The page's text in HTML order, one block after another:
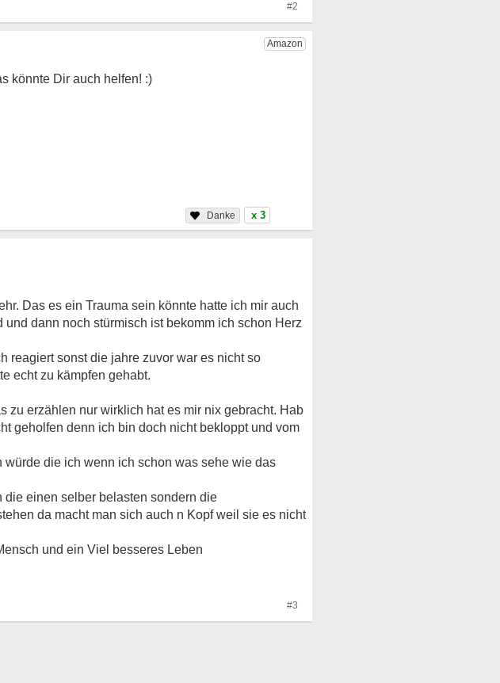
#2
x 3
Das es ein Trauma sein könnte hatte ich mir auch
dann noch stürmisch ist bekomm ich schon Herz
reagiert sonst die jahre zuvor war es nicht so
echt zu kämpfen gehabt.
zu erzählen nur wirklich hat es mir nix gebracht. Hab
geholfen denn ich bin doch nicht bekloppt und vom
die ich wenn ich schon was sehe wie das
die einen selber belasten sondern die
da macht man sich auch n Kopf weil sie es nicht
und ein Viel besseres Leben
#3